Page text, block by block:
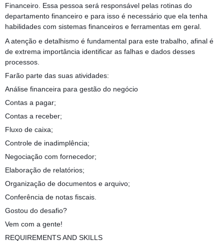
Financeiro. Essa pessoa será responsável pelas rotinas do
departamento financeiro e para isso é necessário que ela tenha
habilidades com sistemas financeiros e ferramentas em geral.
A atenção e detalhismo é fundamental para este trabalho, afinal é
de extrema importância identificar as falhas e dados desses
processos.
Farão parte das suas atividades:
Análise financeira para gestão do negócio
Contas a pagar;
Contas a receber;
Fluxo de caixa;
Controle de inadimplência;
Negociação com fornecedor;
Elaboração de relatórios;
Organização de documentos e arquivo;
Conferência de notas fiscais.
Gostou do desafio?
Vem com a gente!
REQUIREMENTS AND SKILLS